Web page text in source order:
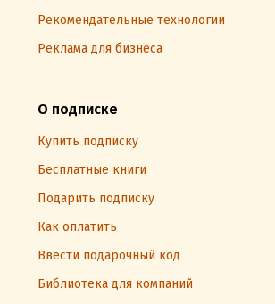
Рекомендательные технологии
Реклама для бизнеса
О подписке
Купить подписку
Бесплатные книги
Подарить подписку
Как оплатить
Ввести подарочный код
Библиотека для компаний